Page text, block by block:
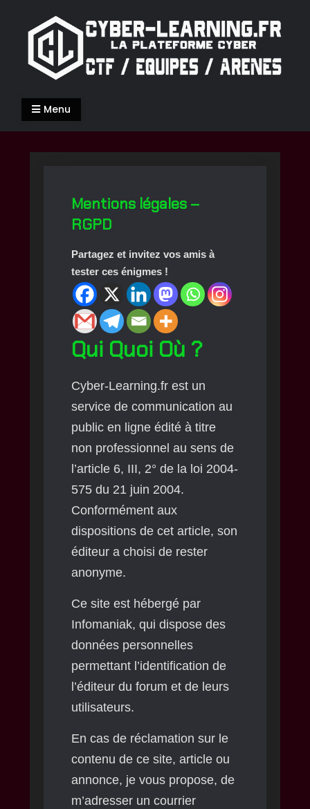
Cyber-Learning.fr
La Cyber-Sécurité de façon ludique
Menu
Mentions légales –
RGPD
Partagez et invitez vos amis à
tester ces énigmes !
Qui Quoi Où ?
Cyber-Learning.fr est un
service de communication au
public en ligne édité à titre
non professionnel au sens de
l’article 6, III, 2° de la loi 2004-
575 du 21 juin 2004.
Conformément aux
dispositions de cet article, son
éditeur a choisi de rester
anonyme.
Ce site est hébergé par
Infomaniak, qui dispose des
données personnelles
permettant l’identification de
l’éditeur du forum et de leurs
utilisateurs.
En cas de réclamation sur le
contenu de ce site, article ou
annonce, je vous propose, de
m’adresser un courrier